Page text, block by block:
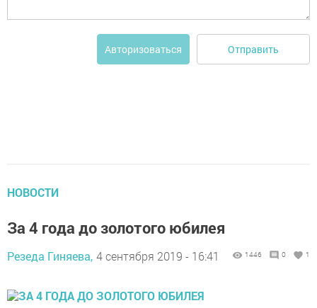
Авторизоваться Отправить
НОВОСТИ
За 4 года до золотого юбилея
Резеда Гиняева, 4 сентября 2019 - 16:41 1446 0 1